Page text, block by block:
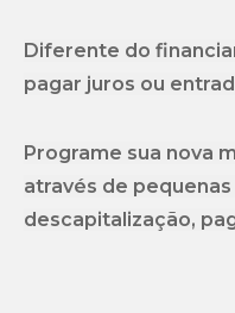
Diferente do
pagar juros ou
Programe sua nova
através de
descapitalização,